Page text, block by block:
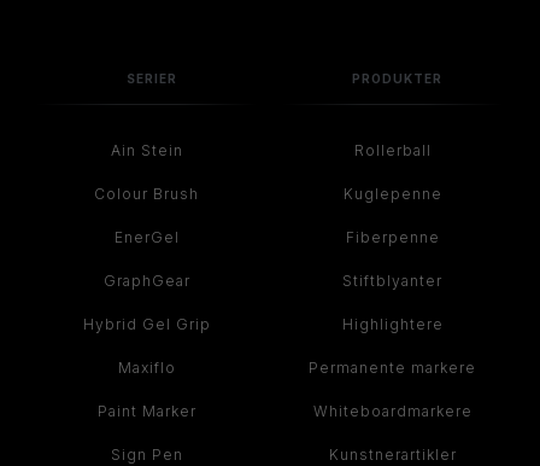
SERIER
Ain Stein
Colour Brush
EnerGel
GraphGear
Hybrid Gel Grip
Maxiflo
Paint Marker
Sign Pen
PRODUKTER
Rollerball
Kuglepenne
Fiberpenne
Stiftblyanter
Highlightere
Permanente markere
Whiteboardmarkere
Kunstnerartikler